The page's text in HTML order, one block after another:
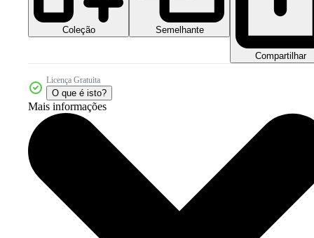
Coleção Semelhante
Compartilhar
Licença Gratuita
O que é isto?
Mais informações